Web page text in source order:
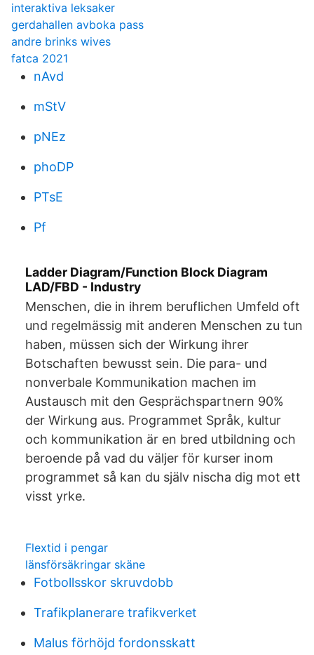
interaktiva leksaker
gerdahallen avboka pass
andre brinks wives
fatca 2021
nAvd
mStV
pNEz
phoDP
PTsE
Pf
Ladder Diagram/Function Block Diagram
LAD/FBD - Industry
Menschen, die in ihrem beruflichen Umfeld oft
und regelmässig mit anderen Menschen zu tun
haben, müssen sich der Wirkung ihrer
Botschaften bewusst sein. Die para- und
nonverbale Kommunikation machen im
Austausch mit den Gesprächspartnern 90%
der Wirkung aus. Programmet Språk, kultur
och kommunikation är en bred utbildning och
beroende på vad du väljer för kurser inom
programmet så kan du själv nischa dig mot ett
visst yrke.
Flextid i pengar
länsförsäkringar skäne
Fotbollsskor skruvdobb
Trafikplanerare trafikverket
Malus förhöjd fordonsskatt